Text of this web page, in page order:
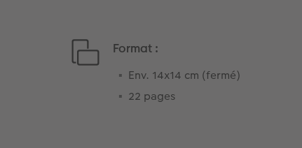
Format :
Env. 14x14 cm (fermé)
22 pages